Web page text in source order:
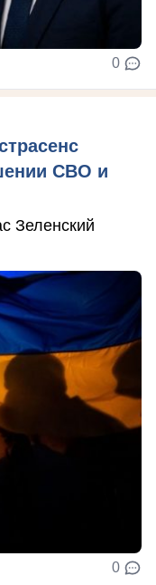
0
СВО и
Зеленский
0